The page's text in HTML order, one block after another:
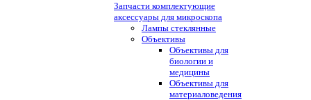
Запчасти комплектующие
аксессуары для микроскопа
Лампы стеклянные
Объективы
Объективы для
биологии и
медицины
Объективы для
материаловедения